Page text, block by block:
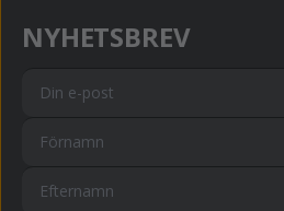
NYHETSBREV